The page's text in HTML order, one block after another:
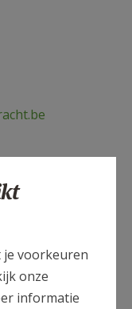
je voorkeuren
onze
informatie